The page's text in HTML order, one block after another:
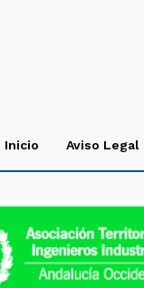
Inicio Aviso Legal